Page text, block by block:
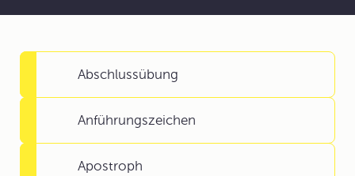
Abschlussübung
Anführungszeichen
Apostroph